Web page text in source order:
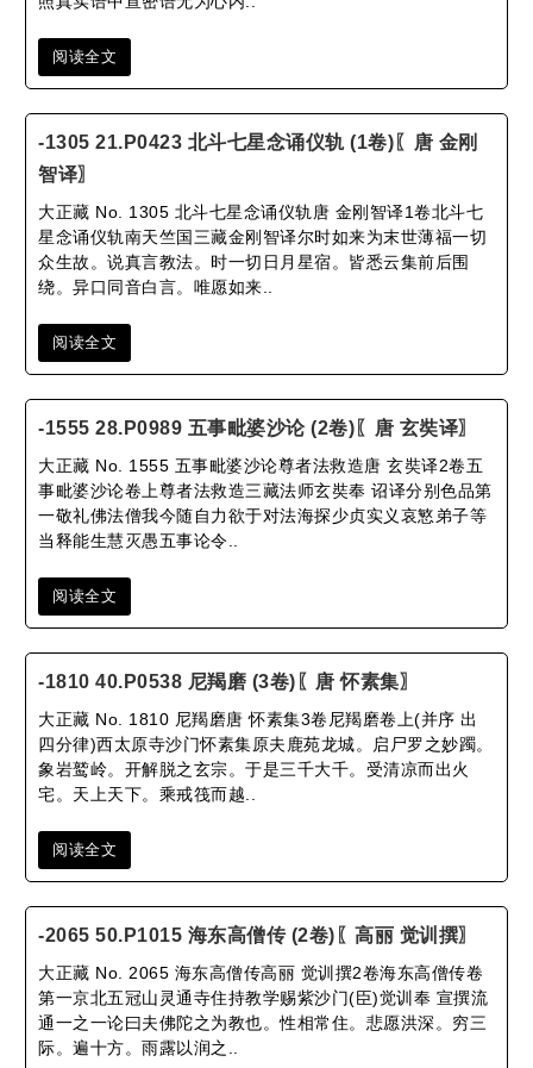
阅读全文
-1305 21.P0423 北斗七星念诵仪轨 (1卷)〖唐 金刚
智译〗
大正藏 No. 1305 北斗七星念诵仪轨唐 金刚智译1卷北斗七
星念诵仪轨南天竺国三藏金刚智译尔时如来为末世薄福一切
众生故。说真言教法。时一切日月星宿。皆悉云集前后围
绕。异口同音白言。唯愿如来..
阅读全文
-1555 28.P0989 五事毗婆沙论 (2卷)〖唐 玄奘译〗
大正藏 No. 1555 五事毗婆沙论尊者法救造唐 玄奘译2卷五
事毗婆沙论卷上尊者法救造三藏法师玄奘奉 诏译分别色品第
一敬礼佛法僧我今随自力欲于对法海探少贞实义哀慜弟子等
当释能生慧灭愚五事论令..
阅读全文
-1810 40.P0538 尼羯磨 (3卷)〖唐 怀素集〗
大正藏 No. 1810 尼羯磨唐 怀素集3卷尼羯磨卷上(并序 出
四分律)西太原寺沙门怀素集原夫鹿苑龙城。启尸罗之妙躅。
象岩鹫岭。开解脱之玄宗。于是三千大千。受清凉而出火
宅。天上天下。乘戒筏而越..
阅读全文
-2065 50.P1015 海东高僧传 (2卷)〖高丽 觉训撰〗
大正藏 No. 2065 海东高僧传高丽 觉训撰2卷海东高僧传卷
第一京北五冠山灵通寺住持教学赐紫沙门(臣)觉训奉 宣撰流
通一之一论曰夫佛陀之为教也。性相常住。悲愿洪深。穷三
际。遍十方。雨露以润之..